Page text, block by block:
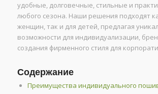
удобные, долговечные, стильные и
любого сезона. Наши решения подходят
женщин, так и для детей, предлагая
возможности для индивидуализации,
создания фирменного стиля для
Содержание
Преимущества индивидуального